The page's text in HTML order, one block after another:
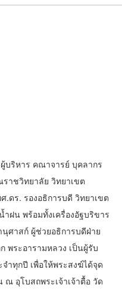
บริหาร คณาจารย์ บุคลากร
าชวิทยาลัย วิทยาเขต
ดร. รองอธิการบดี วิทยาเขต
ำฝน พร้อมทั้งเครื่องอัฐบริขาร
ศาสก์ ผู้ช่วยอธิการบดีฝ่าย
พระอารามหลวง เป็นผู้รับ
ำทุกปี เพื่อให้พระสงฆ์ได้จุด
ณ อุโบสถพระเจ้าเจ้าตื้อ วัด